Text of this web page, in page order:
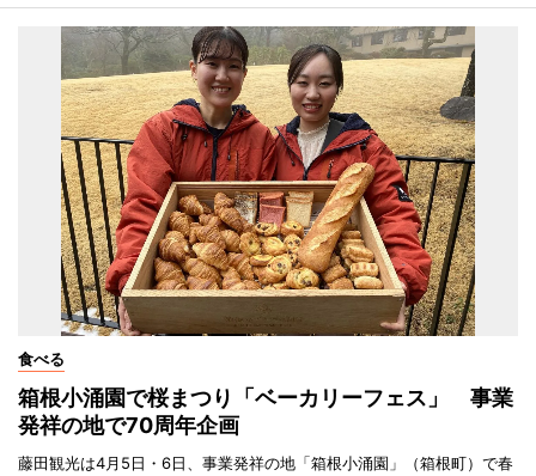
食べる
箱根小涌園で桜まつり「ベーカリーフェス」 事業
発祥の地で70周年企画
藤田観光は4月5日・6日、事業発祥の地「箱根小涌園」（箱根町）で春